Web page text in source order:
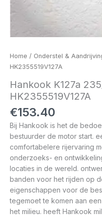
Home / Onderstel &
HK2355519V127A
Hankook K127a
HK2355519V127A
€153.40
Bij Hankook is het de
bestuurder de motor start.
comfortabelere rijervaring
onderzoeks- en
locaties in de wereld.
banden voor het rijden op
eigenschappen voor de
tegemoet te komen aan
het milieu. heeft Hankook